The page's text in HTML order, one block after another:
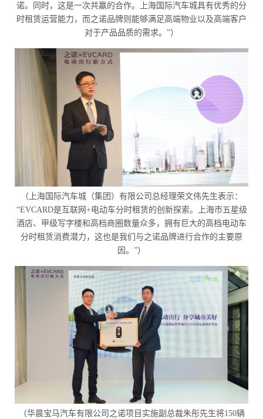
诺。同时，这是一次共赢的合作。上海国际汽车城具有优秀的分
时租赁运营能力，而之诺品牌则能够满足高端物业以及高端客户
对于产品品质的需求。”）
（上海国际汽车城（集团）有限公司总经理荣文伟先生表示：
“EVCARD是互联网+电动车分时租赁的创新探索。上海市五星级
酒店、甲级写字楼和高档商圈数量众多，拥有巨大的高档电动车
分时租赁消费潜力，这也是我们与之诺品牌进行合作的主要原
因。”）
（华晨宝马汽车有限公司之诺项目实施副总裁朱彤先生将150辆